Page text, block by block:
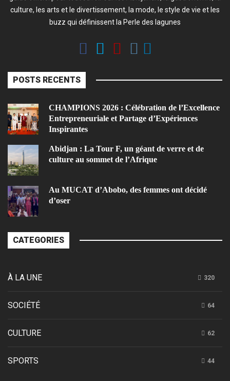
culture, les arts et le divertissement, la mode, le style de vie et les
buzz qui définissent la Perle des lagunes
POSTS RECENTS
CHAMPIONS 2026 : Célébration de l’Excellence
Entrepreneuriale et Partage d’Expériences
Inspirantes
Abidjan : La Tour F, un géant de verre et de
culture au sommet de l’Afrique
Au MUCAT d’Abobo, des femmes ont décidé
d’oser
CATEGORIES
À LA UNE 320
SOCIÉTÉ 64
CULTURE 62
SPORTS 44